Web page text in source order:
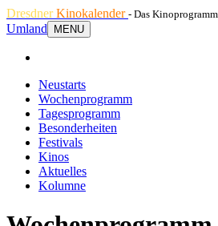
DresdnerKinokalender - Das
Umland
MENU
Neustarts
Wochenprogramm
Tagesprogramm
Besonderheiten
Festivals
Kinos
Aktuelles
Kolumne